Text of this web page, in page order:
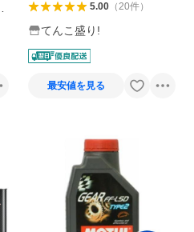
5.00（20件）
てんこ盛り!
最安値を見る